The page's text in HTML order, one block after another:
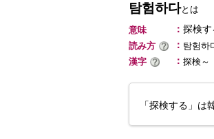
탐험하다とは
意味
： 探検す
読み方
： 탐험하
漢字
： 探検～
「探検する」は